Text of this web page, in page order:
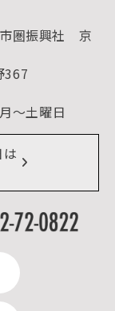
市圏振興社 京
367
～土曜日